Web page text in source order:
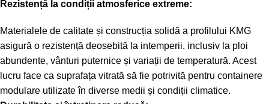
Rezistență la condiții atmosferice extreme:
Materialele de calitate și construcția solidă a profilului KMG
asigură o rezistență deosebită la intemperii, inclusiv la ploi
abundente, vânturi puternice și variații de temperatură. Acest
lucru face ca suprafața vitrată să fie potrivită pentru containere
modulare utilizate în diverse medii și condiții climatice.